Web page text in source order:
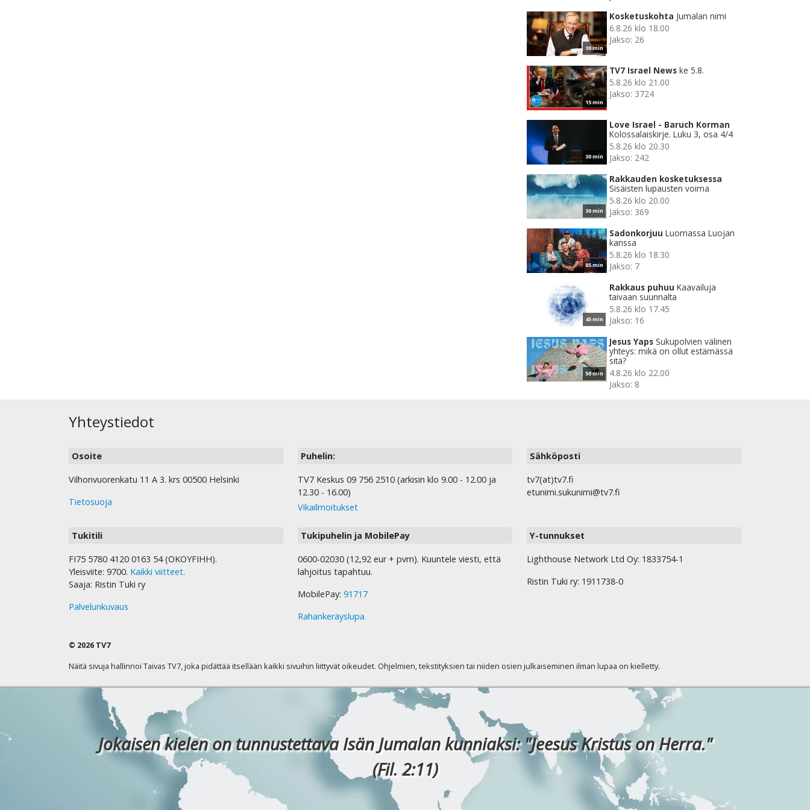
30 min
Kosketuskohta Jumalan nimi
6.8.26 klo 18.00
Jakso: 26
15 min
TV7 Israel News ke 5.8.
5.8.26 klo 21.00
Jakso: 3724
30 min
Love Israel - Baruch Korman
Kolossalaiskirje. Luku 3, osa 4/4
5.8.26 klo 20.30
Jakso: 242
30 min
Rakkauden kosketuksessa
Sisäisten lupausten voima
5.8.26 klo 20.00
Jakso: 369
85 min
Sadonkorjuu Luomassa Luojan
kanssa
5.8.26 klo 18.30
Jakso: 7
45 min
Rakkaus puhuu Kaavailuja
taivaan suunnalta
5.8.26 klo 17.45
Jakso: 16
50 min
Jesus Yaps Sukupolvien välinen
yhteys: mikä on ollut estämässä
sitä?
4.8.26 klo 22.00
Jakso: 8
Yhteystiedot
Osoite
Vilhonvuorenkatu 11 A 3. krs 00500 Helsinki
Tietosuoja
Puhelin:
TV7 Keskus 09 756 2510 (arkisin klo 9.00 - 12.00 ja
12.30 - 16.00)
Vikailmoitukset
Sähköposti
tv7(at)tv7.fi
etunimi.sukunimi@tv7.fi
Tukitili
FI75 5780 4120 0163 54 (OKOYFIHH).
Yleisviite: 9700. Kaikki viitteet.
Saaja: Ristin Tuki ry
Palvelunkuvaus
Tukipuhelin ja MobilePay
0600-02030 (12,92 eur + pvm). Kuuntele viesti, että
lahjoitus tapahtuu.
MobilePay: 91717
Rahankeräyslupa
Y-tunnukset
Lighthouse Network Ltd Oy: 1833754-1
Ristin Tuki ry: 1911738-0
© 2026 TV7
Näitä sivuja hallinnoi Taivas TV7, joka pidättää itsellään kaikki sivuihin liittyvät oikeudet. Ohjelmien, tekstityksien tai niiden osien julkaiseminen ilman lupaa on kielletty.
Jokaisen kielen on tunnustettava Isän Jumalan kunniaksi: "Jeesus Kristus on Herra."
(Fil. 2:11)